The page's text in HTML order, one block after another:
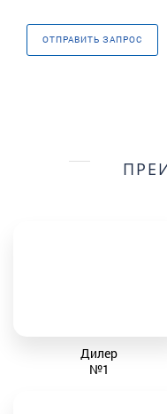
ОТПРАВИТЬ ЗАПРОС
Дилер
№1